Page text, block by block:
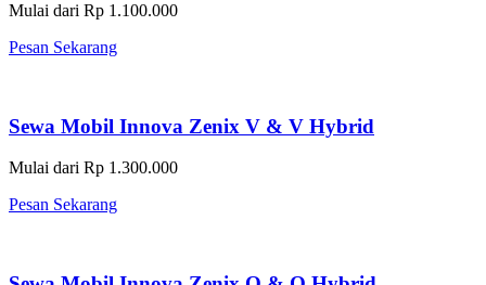
Mulai dari Rp 1.100.000
Pesan Sekarang
Sewa Mobil Innova Zenix V & V Hybrid
Mulai dari Rp 1.300.000
Pesan Sekarang